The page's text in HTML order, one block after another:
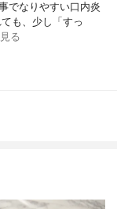
でなりやすい口内炎
も、少し「すっ
る